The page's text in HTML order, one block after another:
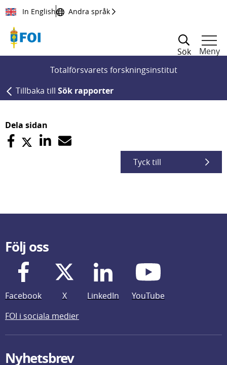
Till innehållet
In English Andra språk
Sök
Meny
Totalförsvarets forskningsinstitut
Tillbaka till Sök rapporter
Dela sidan
Tyck till
Följ oss
Facebook X LinkedIn
YouTube
FOI i sociala medier
Nyhetsbrev